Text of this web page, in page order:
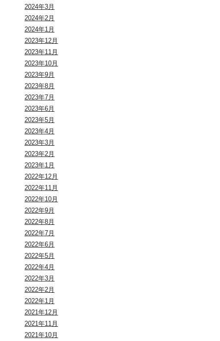
2024年3月
2024年2月
2024年1月
2023年12月
2023年11月
2023年10月
2023年9月
2023年8月
2023年7月
2023年6月
2023年5月
2023年4月
2023年3月
2023年2月
2023年1月
2022年12月
2022年11月
2022年10月
2022年9月
2022年8月
2022年7月
2022年6月
2022年5月
2022年4月
2022年3月
2022年2月
2022年1月
2021年12月
2021年11月
2021年10月